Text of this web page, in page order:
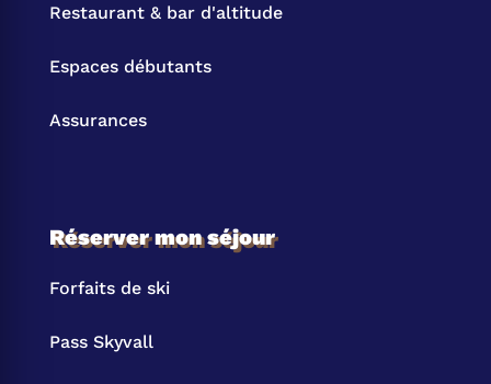
Restaurant & bar d'altitude
Espaces débutants
Assurances
Réserver mon séjour
Forfaits de ski
Pass Skyvall